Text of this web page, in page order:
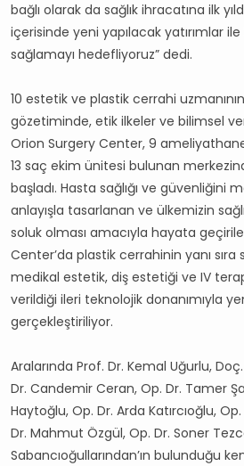
bağlı olarak da sağlık ihracatına ilk
içerisinde yeni yapılacak yatırımlar ile
sağlamayı hedefliyoruz” dedi.
10 estetik ve plastik cerrahi
gözetiminde, etik ilkeler ve bilimsel
Orion Surgery Center, 9
13 saç ekim ünitesi bulunan
başladı. Hasta sağlığı ve güvenliğini
anlayışla tasarlanan ve ülkemizin
soluk olması amacıyla hayata
Center’da plastik cerrahinin yanı
medikal estetik, diş estetiği ve IV
verildiği ileri teknolojik donanımıyla
gerçekleştiriliyor.
Aralarında Prof. Dr. Kemal Uğurlu,
Dr. Candemir Ceran, Op. Dr. Tamer
Haytoğlu, Op. Dr. Arda Katırcıoğlu,
Dr. Mahmut Özgül, Op. Dr. Soner
Sabancıoğullarından’ın bulunduğu